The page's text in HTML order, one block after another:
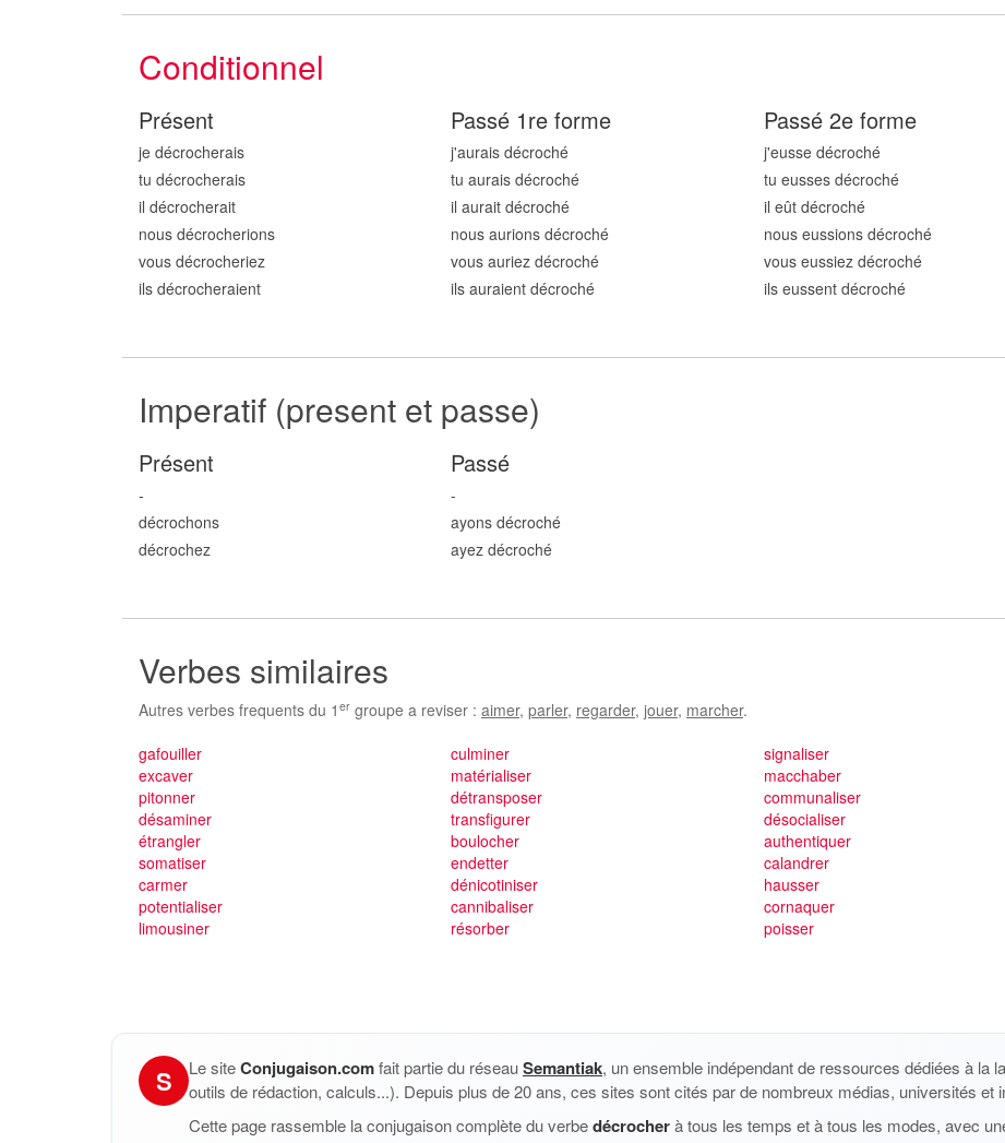
Conditionnel
Présent
je décrocherais
tu décrocherais
il décrocherait
nous décrocherions
vous décrocheriez
ils décrocheraient
Passé 1re forme
j'aurais décroché
tu aurais décroché
il aurait décroché
nous aurions décroché
vous auriez décroché
ils auraient décroché
Passé 2e forme
j'eusse décroché
tu eusses décroché
il eût décroché
nous eussions décroché
vous eussiez décroché
ils eussent décroché
Imperatif (present et passe)
Présent
-
décrochons
décrochez
Passé
-
ayons décroché
ayez décroché
Verbes similaires
Autres verbes frequents du 1 er groupe a reviser : aimer, parler, regarder, jouer, marcher.
gafouiller
excaver
pitonner
désaminer
étrangler
somatiser
carmer
potentialiser
limousiner
culminer
matérialiser
détransposer
transfigurer
boulocher
endetter
dénicotiniser
cannibaliser
résorber
signaliser
macchaber
communaliser
désocialiser
authentiquer
calandrer
hausser
cornaquer
poisser
S Le siteConjugaison.comfait partie du réseauSemantiak, un ensemble indépendant de ressources dédiées à la
outils de rédaction, calculs...). Depuis plus de 20 ans, ces sites sont cités par de nombreux médias, universités et
Cette page rassemble la conjugaison complète du verbedécrocherà tous les temps et à tous les modes, avec